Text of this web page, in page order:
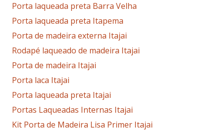
Porta laqueada preta Barra Velha
Porta laqueada preta Itapema
Porta de madeira externa Itajai
Rodapé laqueado de madeira Itajai
Porta de madeira Itajai
Porta laca Itajai
Porta laqueada preta Itajai
Portas Laqueadas Internas Itajai
Kit Porta de Madeira Lisa Primer Itajai